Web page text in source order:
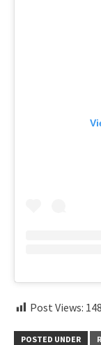
Post Views: 148
POSTED UNDER